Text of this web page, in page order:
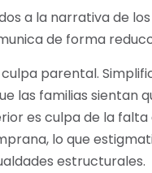
a la narrativa de
de forma
parental.
las familias sientan
es culpa de la falta
lo que
estructurales.